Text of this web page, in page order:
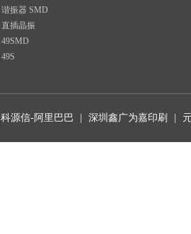
谐振器 SMD
直插晶振
49SMD
49S
科源信-阿里巴巴 深圳鑫广为嘉印刷